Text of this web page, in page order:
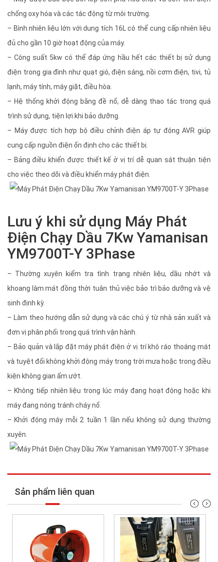
chống oxy hóa và các tác động từ môi trường.
– Bình nhiên liệu lớn với dung tích 16L có thể cung cấp nhiên liệu
đủ cho gần 10 giờ hoạt động của máy.
– Công suất 5kw có thể đáp ứng hầu hết các thiết bị sử dụng
điện trong gia đình như quạt gió, điện sáng, nồi cơm điện, tivi, tủ
lạnh, máy tính, máy giặt, điều hòa.
– Hệ thống khởi động bằng đề nổ, dễ dàng thao tác trong quá
trình sử dụng, tiện lợi khi bảo dưỡng.
– Máy được tích hợp bộ điều chỉnh điện áp tự động AVR giúp
cung cấp nguồn điện ổn định cho các thiết bị.
– Bảng điều khiển được thiết kế ở vị trí dễ quan sát thuận tiện
cho việc theo dõi và điều khiển máy phát điện.
Lưu ý khi sử dụng Máy Phát
Điện Chạy Dầu 7Kw Yamanisan
YM9700T-Y 3Phase
– Thường xuyên kiểm tra tình trạng nhiên liệu, dầu nhớt và
khoang làm mát đồng thời tuân thủ việc bảo trì bảo dưỡng và vệ
sinh định kỳ.
– Làm theo hướng dẫn sử dụng và các chú ý từ nhà sản xuất và
đơn vị phân phối trong quá trình vận hành.
– Bảo quản và lắp đặt máy phát điện ở vị trí khô ráo thoáng mát
và tuyệt đối không khởi động máy trong trời mưa hoặc trong điều
kiện không gian ẩm ướt.
– Không tiếp nhiên liệu trong lúc máy đang hoạt động hoặc khi
máy đang nóng tránh cháy nổ.
– Khởi động máy mỗi 2 tuần 1 lần nếu không sử dụng thường
xuyên.
Sản phẩm liên quan